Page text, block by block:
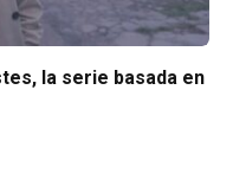
la serie basada en